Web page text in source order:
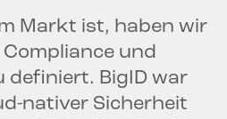
Markt ist, haben wir
und
definiert. BigID war
nativer Sicherheit